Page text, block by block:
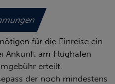
für die Einreise ein
Ankunft am Flughafen
erteilt.
der noch mindestens